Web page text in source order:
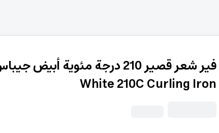
White 210C Curling Iron